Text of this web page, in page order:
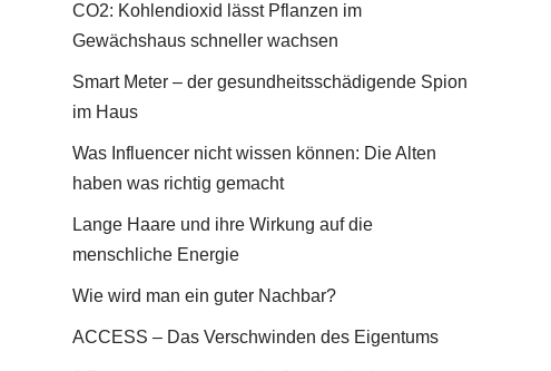
CO2: Kohlendioxid lässt Pflanzen im
Gewächshaus schneller wachsen
Smart Meter – der gesundheitsschädigende Spion
im Haus
Was Influencer nicht wissen können: Die Alten
haben was richtig gemacht
Lange Haare und ihre Wirkung auf die
menschliche Energie
Wie wird man ein guter Nachbar?
ACCESS – Das Verschwinden des Eigentums